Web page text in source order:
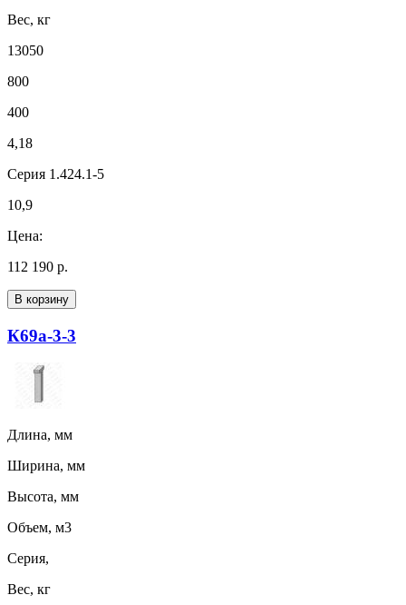
Вес, кг
13050
800
400
4,18
Серия 1.424.1-5
10,9
Цена:
112 190 р.
В корзину
К69а-3-3
Длина, мм
Ширина, мм
Высота, мм
Объем, м3
Серия,
Вес, кг